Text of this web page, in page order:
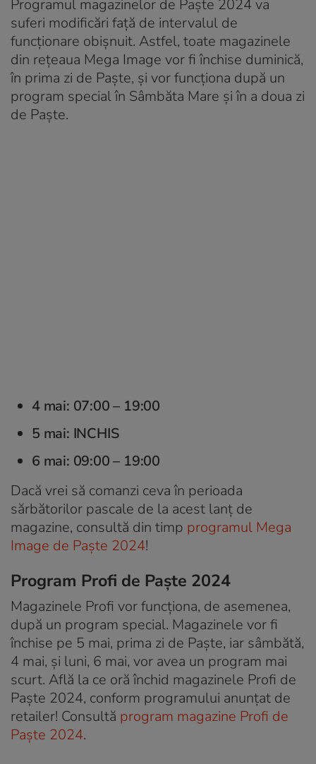
Programul magazinelor de Paște 2024 va
suferi modificări faţă de intervalul de
funcţionare obişnuit. Astfel, toate magazinele
din reţeaua Mega Image vor fi închise duminică,
în prima zi de Paște, și vor funcționa după un
program special în Sâmbăta Mare şi în a doua zi
de Paște.
4 mai: 07:00 – 19:00
5 mai: INCHIS
6 mai: 09:00 – 19:00
Dacă vrei să comanzi ceva în perioada
sărbătorilor pascale de la acest lanţ de
magazine, consultă din timp programul Mega
Image de Paşte 2024!
Program Profi de Paşte 2024
Magazinele Profi vor funcționa, de asemenea,
după un program special. Magazinele vor fi
închise pe 5 mai, prima zi de Paşte, iar sâmbătă,
4 mai, şi luni, 6 mai, vor avea un program mai
scurt. Află la ce oră închid magazinele Profi de
Paşte 2024, conform programului anunțat de
retailer! Consultă program magazine Profi de
Paşte 2024.